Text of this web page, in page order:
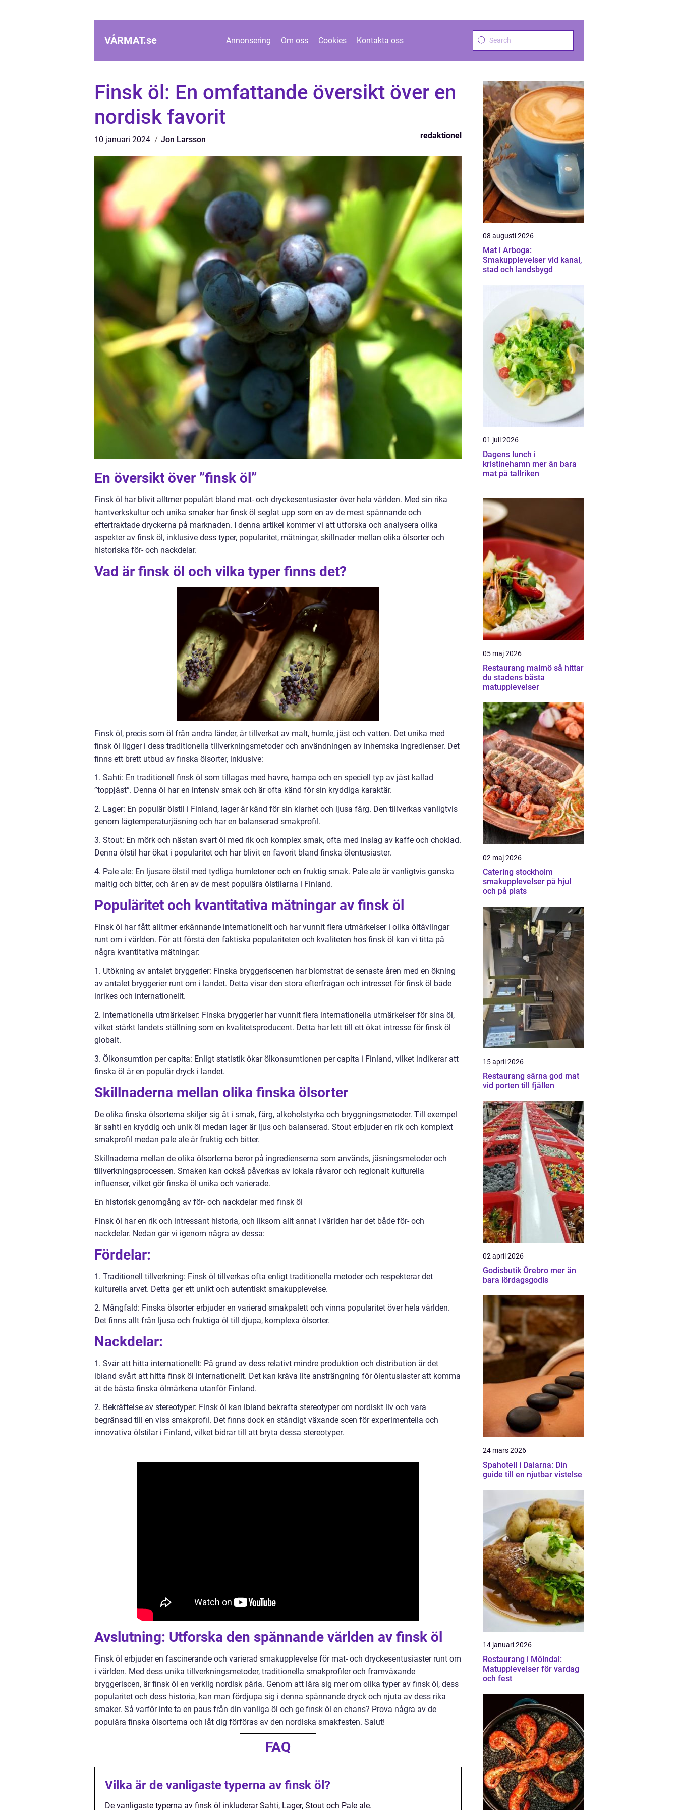
VÅRMAT.se Annonsering Om oss Cookies Kontakta oss
Finsk öl: En omfattande översikt över en
nordisk favorit
10 januari 2024 Jon Larsson redaktionel
En översikt över ”finsk öl”
Finsk öl har blivit alltmer populärt bland mat- och dryckesentusiaster över hela världen. Med sin rika
hantverkskultur och unika smaker har finsk öl seglat upp som en av de mest spännande och
eftertraktade dryckerna på marknaden. I denna artikel kommer vi att utforska och analysera olika
aspekter av finsk öl, inklusive dess typer, popularitet, mätningar, skillnader mellan olika ölsorter och
historiska för- och nackdelar.
Vad är finsk öl och vilka typer finns det?
Finsk öl, precis som öl från andra länder, är tillverkat av malt, humle, jäst och vatten. Det unika med
finsk öl ligger i dess traditionella tillverkningsmetoder och användningen av inhemska ingredienser. Det
finns ett brett utbud av finska ölsorter, inklusive:
1. Sahti: En traditionell finsk öl som tillagas med havre, hampa och en speciell typ av jäst kallad
”toppjäst”. Denna öl har en intensiv smak och är ofta känd för sin kryddiga karaktär.
2. Lager: En populär ölstil i Finland, lager är känd för sin klarhet och ljusa färg. Den tillverkas vanligtvis
genom lågtemperaturjäsning och har en balanserad smakprofil.
3. Stout: En mörk och nästan svart öl med rik och komplex smak, ofta med inslag av kaffe och choklad.
Denna ölstil har ökat i popularitet och har blivit en favorit bland finska ölentusiaster.
4. Pale ale: En ljusare ölstil med tydliga humletoner och en fruktig smak. Pale ale är vanligtvis ganska
maltig och bitter, och är en av de mest populära ölstilarna i Finland.
Populäritet och kvantitativa mätningar av finsk öl
Finsk öl har fått alltmer erkännande internationellt och har vunnit flera utmärkelser i olika öltävlingar
runt om i världen. För att förstå den faktiska populariteten och kvaliteten hos finsk öl kan vi titta på
några kvantitativa mätningar:
1. Utökning av antalet bryggerier: Finska bryggeriscenen har blomstrat de senaste åren med en ökning
av antalet bryggerier runt om i landet. Detta visar den stora efterfrågan och intresset för finsk öl både
inrikes och internationellt.
2. Internationella utmärkelser: Finska bryggerier har vunnit flera internationella utmärkelser för sina öl,
vilket stärkt landets ställning som en kvalitetsproducent. Detta har lett till ett ökat intresse för finsk öl
globalt.
3. Ölkonsumtion per capita: Enligt statistik ökar ölkonsumtionen per capita i Finland, vilket indikerar att
finska öl är en populär dryck i landet.
Skillnaderna mellan olika finska ölsorter
De olika finska ölsorterna skiljer sig åt i smak, färg, alkoholstyrka och bryggningsmetoder. Till exempel
är sahti en kryddig och unik öl medan lager är ljus och balanserad. Stout erbjuder en rik och komplext
smakprofil medan pale ale är fruktig och bitter.
Skillnaderna mellan de olika ölsorterna beror på ingredienserna som används, jäsningsmetoder och
tillverkningsprocessen. Smaken kan också påverkas av lokala råvaror och regionalt kulturella
influenser, vilket gör finska öl unika och varierade.
En historisk genomgång av för- och nackdelar med finsk öl
Finsk öl har en rik och intressant historia, och liksom allt annat i världen har det både för- och
nackdelar. Nedan går vi igenom några av dessa:
Fördelar:
1. Traditionell tillverkning: Finsk öl tillverkas ofta enligt traditionella metoder och respekterar det
kulturella arvet. Detta ger ett unikt och autentiskt smakupplevelse.
2. Mångfald: Finska ölsorter erbjuder en varierad smakpalett och vinna popularitet över hela världen.
Det finns allt från ljusa och fruktiga öl till djupa, komplexa ölsorter.
Nackdelar:
1. Svår att hitta internationellt: På grund av dess relativt mindre produktion och distribution är det
ibland svårt att hitta finsk öl internationellt. Det kan kräva lite ansträngning för ölentusiaster att komma
åt de bästa finska ölmärkena utanför Finland.
2. Bekräftelse av stereotyper: Finsk öl kan ibland bekrafta stereotyper om nordiskt liv och vara
begränsad till en viss smakprofil. Det finns dock en ständigt växande scen för experimentella och
innovativa ölstilar i Finland, vilket bidrar till att bryta dessa stereotyper.
Avslutning: Utforska den spännande världen av finsk öl
Finsk öl erbjuder en fascinerande och varierad smakupplevelse för mat- och dryckesentusiaster runt om
i världen. Med dess unika tillverkningsmetoder, traditionella smakprofiler och framväxande
bryggeriscen, är finsk öl en verklig nordisk pärla. Genom att lära sig mer om olika typer av finsk öl, dess
popularitet och dess historia, kan man fördjupa sig i denna spännande dryck och njuta av dess rika
smaker. Så varför inte ta en paus från din vanliga öl och ge finsk öl en chans? Prova några av de
populära finska ölsorterna och låt dig förföras av den nordiska smakfesten. Salut!
FAQ
Vilka är de vanligaste typerna av finsk öl?
De vanligaste typerna av finsk öl inkluderar Sahti, Lager, Stout och Pale ale.
08 augusti 2026
Mat i Arboga:
Smakupplevelser vid kanal,
stad och landsbygd
01 juli 2026
Dagens lunch i
kristinehamn mer än bara
mat på tallriken
05 maj 2026
Restaurang malmö så hittar
du stadens bästa
matupplevelser
02 maj 2026
Catering stockholm
smakupplevelser på hjul
och på plats
15 april 2026
Restaurang särna god mat
vid porten till fjällen
02 april 2026
Godisbutik Örebro mer än
bara lördagsgodis
24 mars 2026
Spahotell i Dalarna: Din
guide till en njutbar vistelse
14 januari 2026
Restaurang i Mölndal:
Matupplevelser för vardag
och fest